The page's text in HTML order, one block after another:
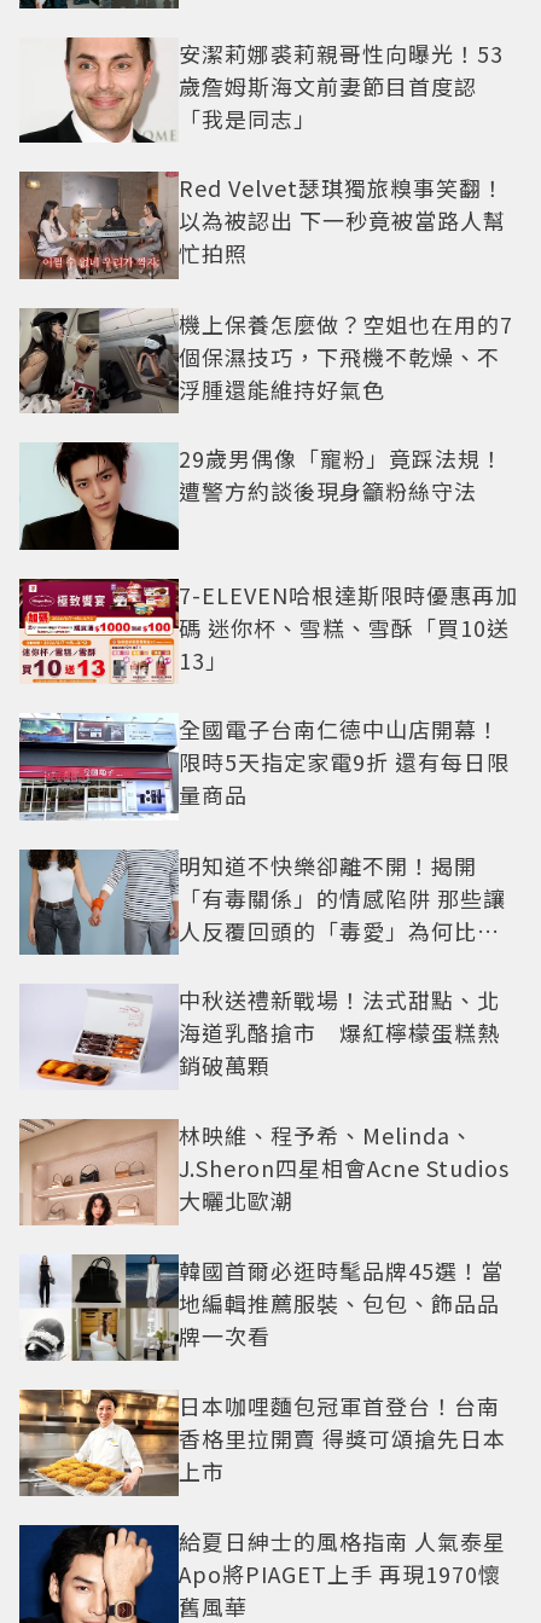
安潔莉娜裘莉親哥性向曝光！53
歲詹姆斯海文前妻節目首度認
「我是同志」
Red Velvet瑟琪獨旅糗事笑翻！
以為被認出 下一秒竟被當路人幫
忙拍照
機上保養怎麼做？空姐也在用的7
個保濕技巧，下飛機不乾燥、不
浮腫還能維持好氣色
29歲男偶像「寵粉」竟踩法規！
遭警方約談後現身籲粉絲守法
7-ELEVEN哈根達斯限時優惠再加
碼 迷你杯、雪糕、雪酥「買10送
13」
全國電子台南仁德中山店開幕！
限時5天指定家電9折 還有每日限
量商品
明知道不快樂卻離不開！揭開
「有毒關係」的情感陷阱 那些讓
人反覆回頭的「毒愛」為何比菸
中秋送禮新戰場！法式甜點、北
海道乳酪搶市 爆紅檸檬蛋糕熱
銷破萬顆
林映維、程予希、Melinda、
J.Sheron四星相會Acne Studios
大曬北歐潮
韓國首爾必逛時髦品牌45選！當
地編輯推薦服裝、包包、飾品品
牌一次看
日本咖哩麵包冠軍首登台！台南
香格里拉開賣 得獎可頌搶先日本
上市
給夏日紳士的風格指南 人氣泰星
Apo將PIAGET上手 再現1970懷
舊風華